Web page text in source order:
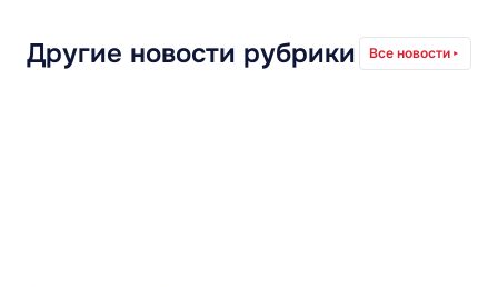
Другие новости рубрики Все новости